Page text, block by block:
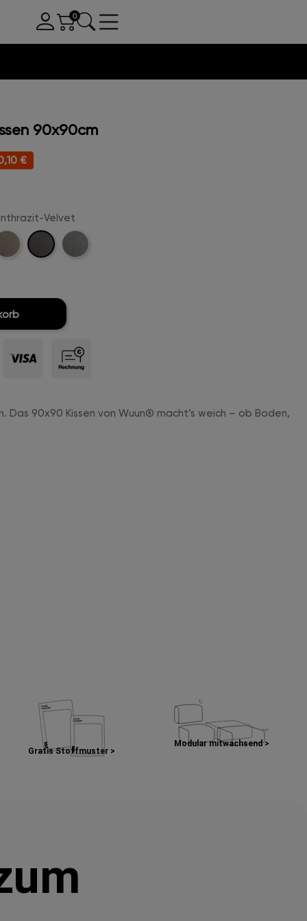
90x90cm
€
Velvet
Anthrazit-
Velvet
Hellgrau-
Das 90x90 Kissen von Wuun® macht’s weich – ob Boden,
Gratis Stoffmuster >
Modular mitwachsend >